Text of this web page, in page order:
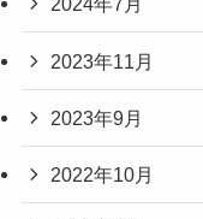
2023年11月
2023年9月
2022年10月